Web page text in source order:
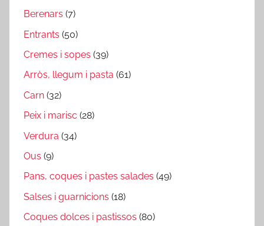
Berenars (7)
Entrants (50)
Cremes i sopes (39)
Arròs, llegum i pasta (61)
Carn (32)
Peix i marisc (28)
Verdura (34)
Ous (9)
Pans, coques i pastes salades (49)
Salses i guarnicions (18)
Coques dolces i pastissos (80)